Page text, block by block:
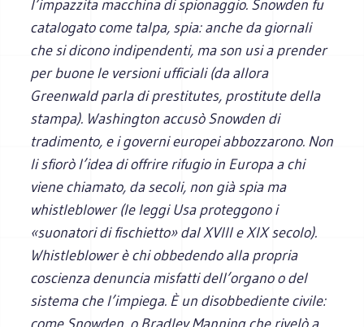
l’impazzita macchina di spionaggio. Snowden fu
catalogato come talpa, spia: anche da giornali
che si dicono indipendenti, ma son usi a prender
per buone le versioni ufficiali (da allora
Greenwald parla di prestitutes, prostitute della
stampa). Washington accusò Snowden di
tradimento, e i governi europei abbozzarono. Non
li sfiorò l’idea di offrire rifugio in Europa a chi
viene chiamato, da secoli, non già spia ma
whistleblower(le leggi Usa proteggono i
«suonatori di fischietto» dal XVIII e XIX secolo).
Whistleblowerè chi obbedendo alla propria
coscienza denuncia misfatti dell’organo o del
sistema che l’impiega. È un disobbediente civile: